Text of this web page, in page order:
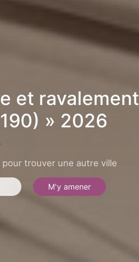
et ravalement
» 2026
trouver une autre ville
M'y amener